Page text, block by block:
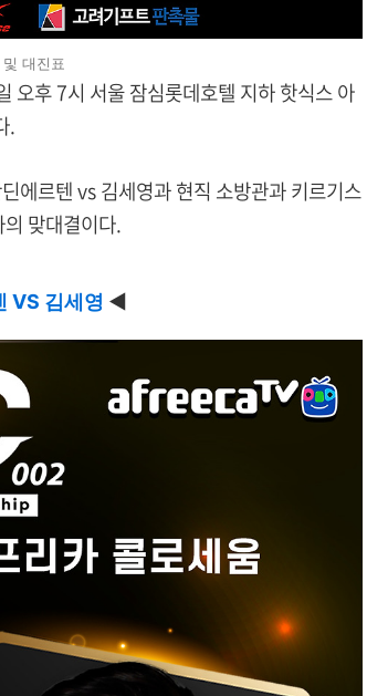
대진표
오후 7시 서울 잠심롯데호텔 지하 핫식스 아
.
에르텐 vs 김세영과 현직 소방관과 키르기스
맞대결이다.
VS 김세영 ◀